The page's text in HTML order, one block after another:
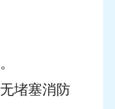
堵塞消防